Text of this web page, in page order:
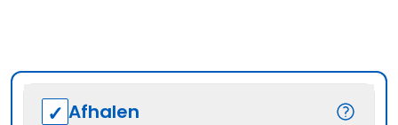
Afhalen